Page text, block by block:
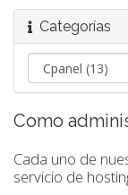
Categorías
Como
Cada uno de
servicio de